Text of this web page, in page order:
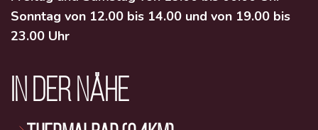
Sonntag von 12.00 bis 14.00 und von 19.00 bis
23.00 Uhr
IN DER NÄHE